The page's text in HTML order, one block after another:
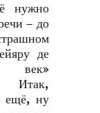
нужно
– до
де
век»
Итак,
ещё, ну